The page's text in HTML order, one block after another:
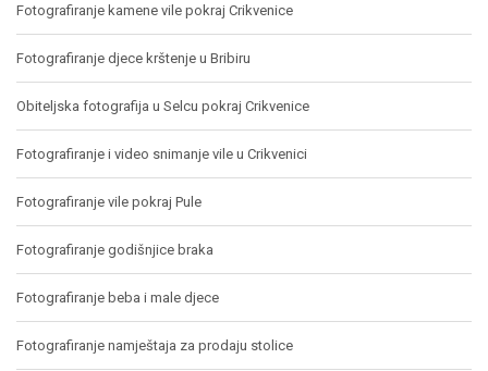
Fotografiranje kamene vile pokraj Crikvenice
Fotografiranje djece krštenje u Bribiru
Obiteljska fotografija u Selcu pokraj Crikvenice
Fotografiranje i video snimanje vile u Crikvenici
Fotografiranje vile pokraj Pule
Fotografiranje godišnjice braka
Fotografiranje beba i male djece
Fotografiranje namještaja za prodaju stolice